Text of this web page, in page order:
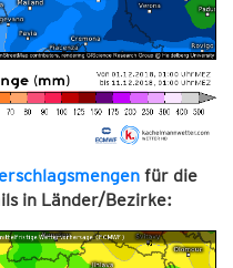
für die
in Länder/Bezirke: